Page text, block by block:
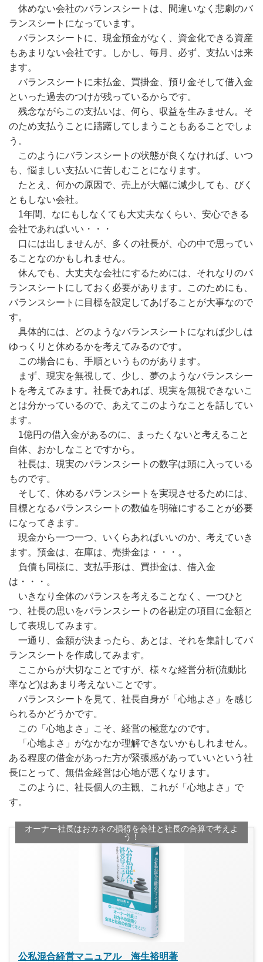
休めない会社のバランスシートは、間違いなく悲劇のバ
ランスシートになっています。
バランスシートに、現金預金がなく、資金化できる資産
もあまりない会社です。しかし、毎月、必ず、支払いは来
ます。
バランスシートに未払金、買掛金、預り金そして借入金
といった過去のつけが残っているからです。
残念ながらこの支払いは、何ら、収益を生みません。そ
のため支払うことに躊躇してしまうこともあることでしょ
う。
このようにバランスシートの状態が良くなければ、いつ
も、悩ましい支払いに苦しむことになります。
たとえ、何かの原因で、売上が大幅に減少しても、びく
ともしない会社。
1年間、なにもしなくても大丈夫なくらい、安心できる
会社であればいい・・・
口には出しませんが、多くの社長が、心の中で思ってい
ることなのかもしれません。
休んでも、大丈夫な会社にするためには、それなりのバ
ランスシートにしておく必要があります。このためにも、
バランスシートに目標を設定してあげることが大事なので
す。
具体的には、どのようなバランスシートになれば少しは
ゆっくりと休めるかを考えてみるのです。
この場合にも、手順というものがあります。
まず、現実を無視して、少し、夢のようなバランスシー
トを考えてみます。社長であれば、現実を無視できないこ
とは分かっているので、あえてこのようなことを話してい
ます。
1億円の借入金があるのに、まったくないと考えること
自体、おかしなことですから。
社長は、現実のバランスシートの数字は頭に入っている
ものです。
そして、休めるバランスシートを実現させるためには、
目標となるバランスシートの数値を明確にすることが必要
になってきます。
現金から一つ一つ、いくらあればいいのか、考えていき
ます。預金は、在庫は、売掛金は・・・。
負債も同様に、支払手形は、買掛金は、借入金
は・・・。
いきなり全体のバランスを考えることなく、一つひと
つ、社長の思いをバランスシートの各勘定の項目に金額と
して表現してみます。
一通り、金額が決まったら、あとは、それを集計してバ
ランスシートを作成してみます。
ここからが大切なことですが、様々な経営分析(流動比
率など)はあまり考えないことです。
バランスシートを見て、社長自身が「心地よさ」を感じ
られるかどうかです。
この「心地よさ」こそ、経営の極意なのです。
「心地よさ」がなかなか理解できないかもしれません。
ある程度の借金があった方が緊張感があっていいという社
長にとって、無借金経営は心地が悪くなります。
このように、社長個人の主観、これが「心地よさ」で
す。
オーナー社長はおカネの損得を会社と社長の合算で考えよ
う！
公私混合経営マニュアル 海生裕明著